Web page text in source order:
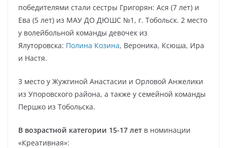
победителями стали сестры Григорян: Ася (7 лет) и
Ева (5 лет) из МАУ ДО ДЮШС №1, г. Тобольск. 2 место
у волейбольной команды девочек из
Ялуторовска: Полина Козина, Вероника, Ксюша, Ира
и Настя.
3 место у Жужгиной Анастасии и Орловой Анжелики
из Упоровского района, а также у семейной команды
Першко из Тобольска.
В возрастной категории 15-17 лет в номинации
«Креативная»: